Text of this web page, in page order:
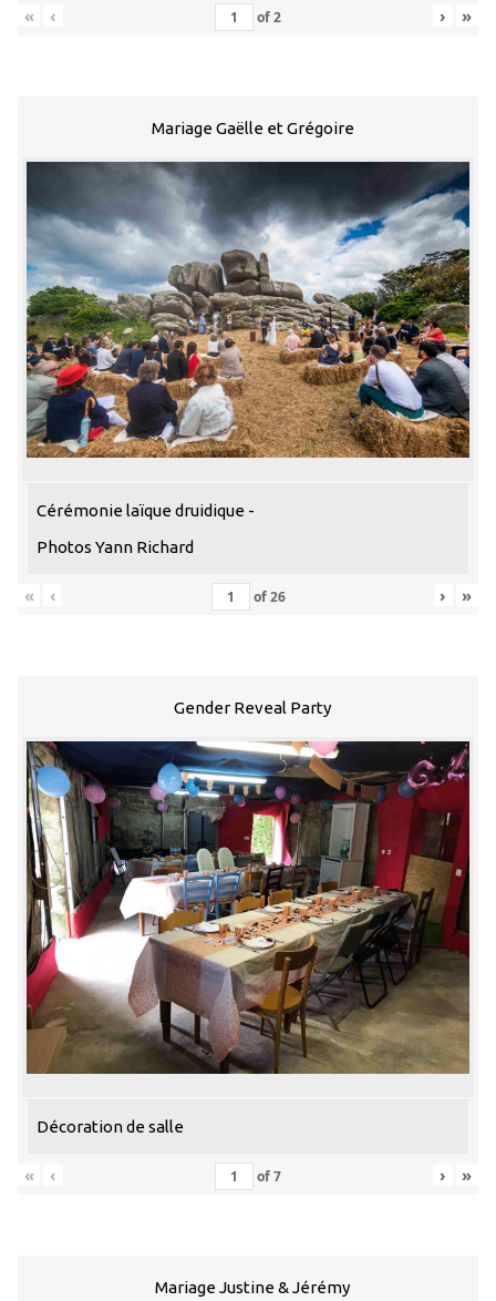
« ‹ of2 › »
Mariage Gaëlle et Grégoire
Cérémonie laïque druidique -
Photos Yann Richard
« ‹ of26 › »
Gender Reveal Party
Décoration de salle
« ‹ of7 › »
Mariage Justine & Jérémy